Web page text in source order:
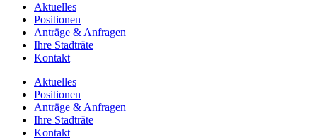
Aktuelles
Positionen
Anträge & Anfragen
Ihre Stadträte
Kontakt
Aktuelles
Positionen
Anträge & Anfragen
Ihre Stadträte
Kontakt